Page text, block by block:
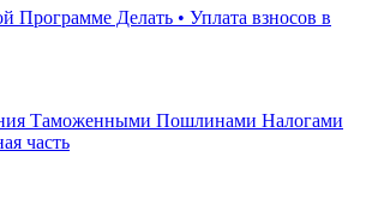
Программе Делать • Уплата взносов в
Таможенными Пошлинами Налогами
часть